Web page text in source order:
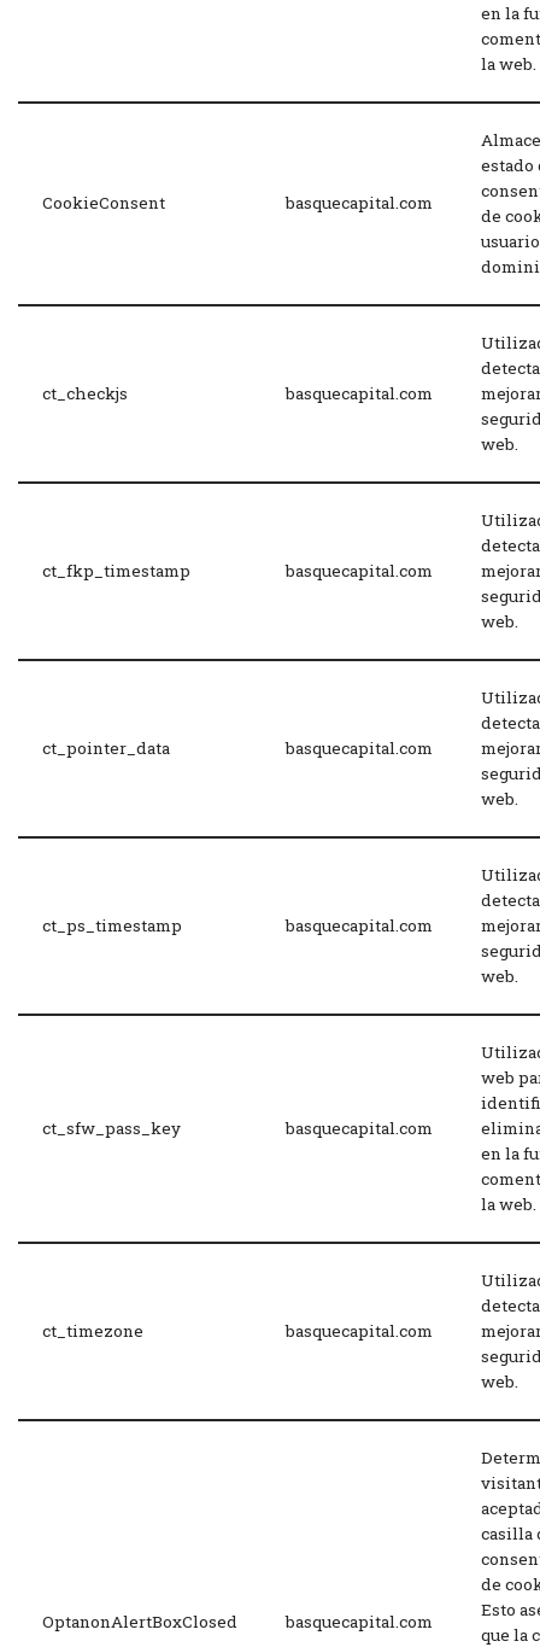
en la
la web.
CookieConsent basquecapital.com
estado
de
ct_checkjs basquecapital.com
web.
ct_fkp_timestamp basquecapital.com
web.
ct_pointer_data basquecapital.com
web.
ct_ps_timestamp basquecapital.com
web.
ct_sfw_pass_key basquecapital.com
web
en la
la web.
ct_timezone basquecapital.com
web.
OptanonAlertBoxClosed basquecapital.com
casilla
de
Esto
que la